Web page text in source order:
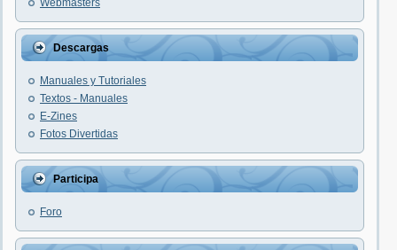
Webmasters
Descargas
Manuales y Tutoriales
Textos - Manuales
E-Zines
Fotos Divertidas
Participa
Foro